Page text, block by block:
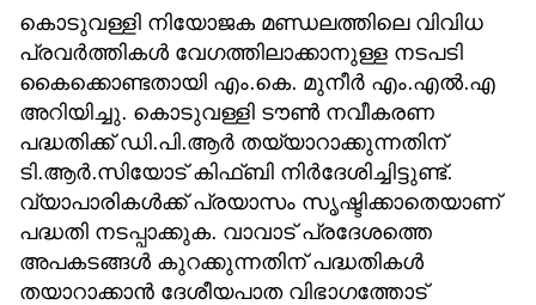
കൊടുവള്ളി നിയോജക മണ്ഡലത്തിലെ വിവിധ
പ്രവർത്തികൾ വേഗത്തിലാക്കാനുള്ള നടപടി
കൈക്കൊണ്ടതായി എം.കെ. മുനീർ എം.എൽ.എ
അറിയിച്ചു. കൊടുവള്ളി ടൗൺ നവീകരണ
പദ്ധതിക്ക് ഡി.പി.ആർ തയ്യാറാക്കുന്നതിന്
ടി.ആർ.സിയോട് കിഫ്ബി നിർദേശിച്ചിട്ടുണ്ട്.
വ്യാപാരികൾക്ക് പ്രയാസം സൃഷ്ടിക്കാതെയാണ്
പദ്ധതി നടപ്പാക്കുക. വാവാട് പ്രദേശത്തെ
അപകടങ്ങൾ കുറക്കുന്നതിന് പദ്ധതികൾ
തയാറാക്കാൻ ദേശീയപാത വിഭാഗത്തോട്